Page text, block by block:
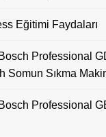
Eğitimi Faydaları
Professional
Somun Sıkma
Professional